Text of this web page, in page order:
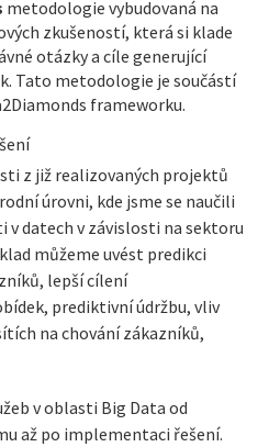
metodologie vybudovaná na
zkušeností, která si klade
otázky a cíle generující
Tato metodologie je součástí
frameworku.
z již realizovaných projektů
úrovni, kde jsme se naučili
v datech v závislosti na sektoru
můžeme uvést predikci
lepší cílení
prediktivní údržbu, vliv
na chování zákazníků,
v oblasti Big Data od
až po implementaci řešení.